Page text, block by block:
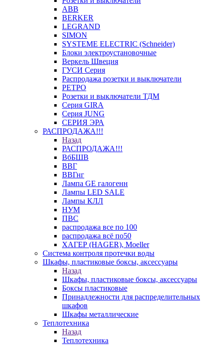
ABB
BERKER
LEGRAND
SIMON
SYSTEME ELECTRIC (Schneider)
Блоки электроустановочные
Веркель Швеция
ГУСИ Серия
Распродажа розетки и выключатели
РЕТРО
Розетки и выключатели ТДМ
Серия GIRA
Серия JUNG
СЕРИЯ ЭРА
РАСПРОДАЖА!!!
Назад
РАСПРОДАЖА!!!
ВбБШВ
ВВГ
ВВГнг
Лампа GE галогенн
Лампы LED SALE
Лампы КЛЛ
НУМ
ПВС
распродажа все по 100
распродажа всё по50
ХАГЕР (HAGER), Moeller
Система контроля протечки воды
Шкафы, пластиковые боксы, аксессуары
Назад
Шкафы, пластиковые боксы, аксессуары
Боксы пластиковые
Принадлежности для распределительных
шкафов
Шкафы металлические
Теплотехника
Назад
Теплотехника